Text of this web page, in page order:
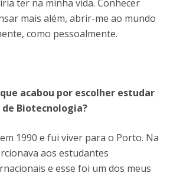
ter na minha vida. Conhecer
mais além, abrir-me ao mundo
como pessoalmente.
acabou por escolher estudar
de Biotecnologia?
1990 e fui viver para o Porto. Na
aos estudantes
e esse foi um dos meus